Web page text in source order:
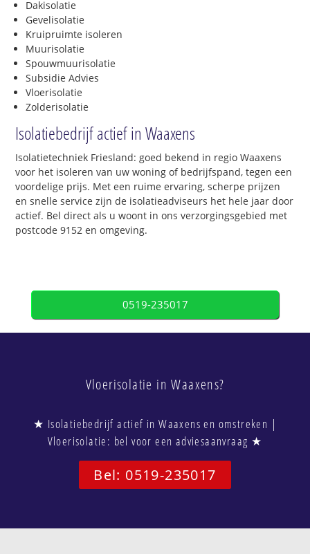
Dakisolatie
Gevelisolatie
Kruipruimte isoleren
Muurisolatie
Spouwmuurisolatie
Subsidie Advies
Vloerisolatie
Zolderisolatie
Isolatiebedrijf actief in Waaxens
Isolatietechniek Friesland: goed bekend in regio Waaxens
voor het isoleren van uw woning of bedrijfspand, tegen een
voordelige prijs. Met een ruime ervaring, scherpe prijzen
en snelle service zijn de isolatieadviseurs het hele jaar door
actief. Bel direct als u woont in ons verzorgingsgebied met
postcode 9152 en omgeving.
0519-235017
Vloerisolatie in Waaxens?
★ Isolatiebedrijf actief in Waaxens en omstreken |
Vloerisolatie: bel voor een adviesaanvraag ★
Bel: 0519-235017